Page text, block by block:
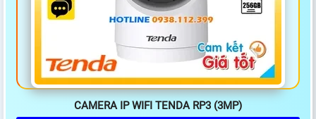
CAMERA IP WIFI TENDA RP3 (3MP)